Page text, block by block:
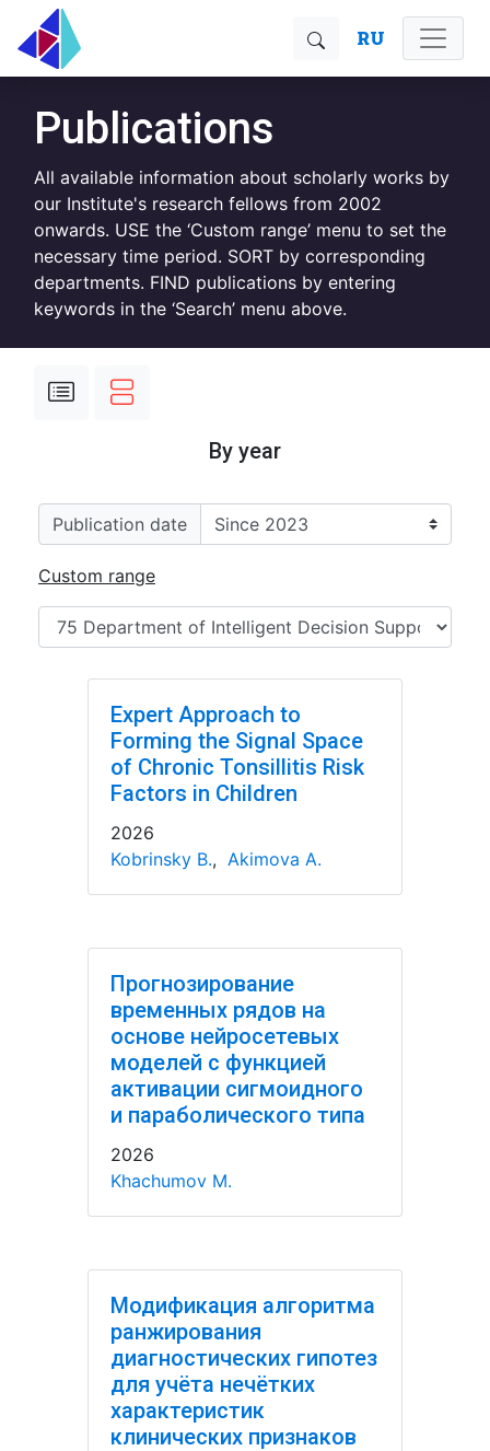
RU
Publications
All available information about scholarly works by
our Institute's research fellows from 2002
onwards. USE the ‘Custom range’ menu to set the
necessary time period. SORT by corresponding
departments. FIND publications by entering
keywords in the ‘Search’ menu above.
By year
Publication date
Custom range
Expert Approach to
Forming the Signal Space
of Chronic Tonsillitis Risk
Factors in Children
2026
Kobrinsky B., Akimova A.
Прогнозирование
временных рядов на
основе нейросетевых
моделей с функцией
активации сигмоидного
и параболического типа
2026
Khachumov M.
Модификация алгоритма
ранжирования
диагностических гипотез
для учёта нечётких
характеристик
клинических признаков